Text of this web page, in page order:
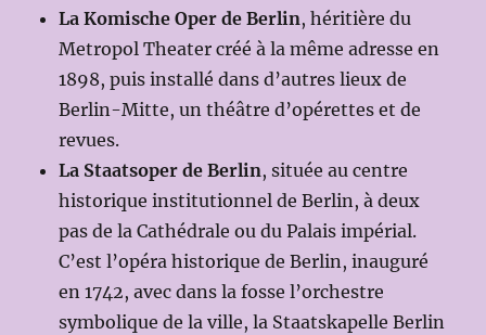
La Komische Oper de Berlin, héritière du
Metropol Theater créé à la même adresse en
1898, puis installé dans d’autres lieux de
Berlin-Mitte, un théâtre d’opérettes et de
revues.
La Staatsoper de Berlin, située au centre
historique institutionnel de Berlin, à deux
pas de la Cathédrale ou du Palais impérial.
C’est l’opéra historique de Berlin, inauguré
en 1742, avec dans la fosse l’orchestre
symbolique de la ville, la Staatskapelle Berlin